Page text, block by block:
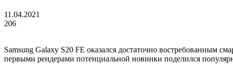
11.04.2021
206
Samsung Galaxy S20 FE оказался достаточно востребованным
первыми рендерами потенциальной новинки поделился